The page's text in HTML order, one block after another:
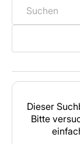
Dieser
Bitte